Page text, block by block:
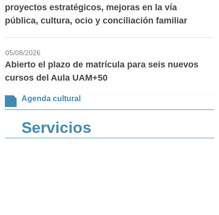
proyectos estratégicos, mejoras en la vía
pública, cultura, ocio y conciliación familiar
05/08/2026
Abierto el plazo de matrícula para seis nuevos
cursos del Aula UAM+50
Agenda cultural
Servicios